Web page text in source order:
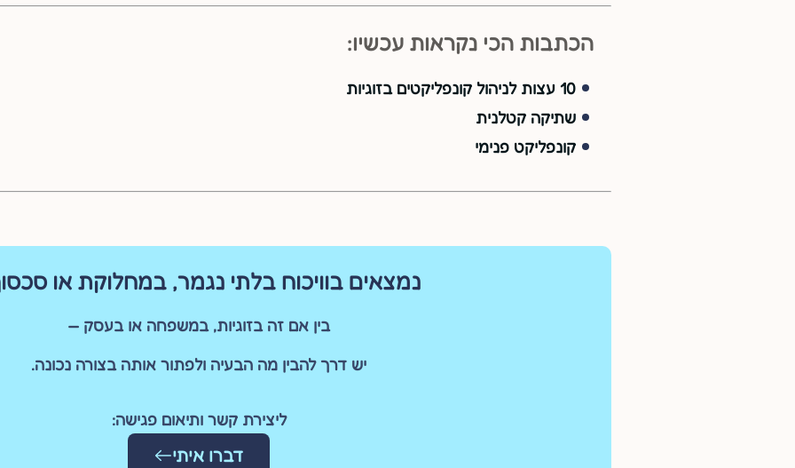
הכתבות הכי נקראות עכשיו:
10 עצות לניהול קונפליקטים בזוגיות
שתיקה קטלנית
קונפליקט פנימי
נמצאים בוויכוח בלתי נגמר, במחלוקת או
בין אם זה בזוגיות, במשפחה או בעסק —
יש דרך להבין מה הבעיה ולפתור אותה בצורה נכונה.
ליצירת קשר ותיאום פגישה:
דברו איתי